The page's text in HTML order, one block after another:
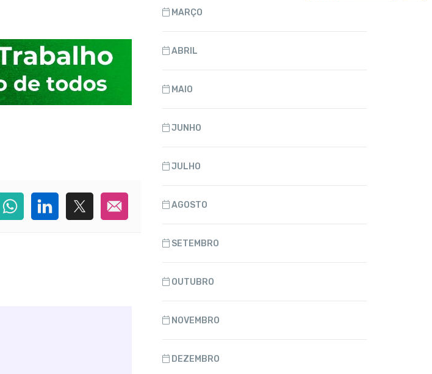
MARÇO
ABRIL
MAIO
JUNHO
JULHO
AGOSTO
SETEMBRO
OUTUBRO
NOVEMBRO
DEZEMBRO